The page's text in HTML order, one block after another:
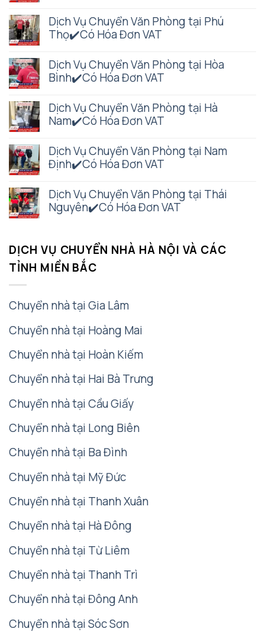
Dịch Vụ Chuyển Văn Phòng tại Phú
Thọ✔️Có Hóa Đơn VAT
Dịch Vụ Chuyển Văn Phòng tại Hòa
Bình✔️Có Hóa Đơn VAT
Dịch Vụ Chuyển Văn Phòng tại Hà
Nam✔️Có Hóa Đơn VAT
Dịch Vụ Chuyển Văn Phòng tại Nam
Định✔️Có Hóa Đơn VAT
Dịch Vụ Chuyển Văn Phòng tại Thái
Nguyên✔️Có Hóa Đơn VAT
DỊCH VỤ CHUYỂN NHÀ HÀ NỘI VÀ CÁC
TỈNH MIỀN BẮC
Chuyển nhà tại Gia Lâm
Chuyển nhà tại Hoàng Mai
Chuyển nhà tại Hoàn Kiếm
Chuyển nhà tại Hai Bà Trưng
Chuyển nhà tại Cầu Giấy
Chuyển nhà tại Long Biên
Chuyển nhà tại Ba Đình
Chuyển nhà tại Mỹ Đức
Chuyển nhà tại Thanh Xuân
Chuyển nhà tại Hà Đông
Chuyển nhà tại Từ Liêm
Chuyển nhà tại Thanh Trì
Chuyển nhà tại Đông Anh
Chuyển nhà tại Sóc Sơn